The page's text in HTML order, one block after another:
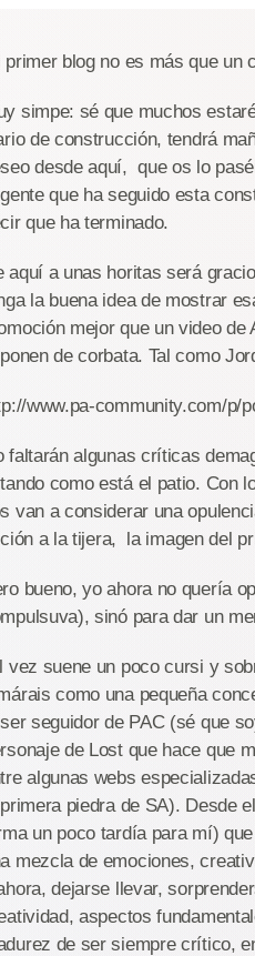
primer blog no es más que un
simpe: sé que muchos
de construcción, tendrá
desde aquí, que os lo
que ha seguido esta
que ha terminado.
aquí a unas horitas será
la buena idea de mostrar
mejor que un video
de corbata. Tal como
www.pa-community.com/p/
faltarán algunas críticas
como está el patio. Con
van a considerar una
a la tijera, la imagen del
bueno, yo ahora no quería
sinó para dar un
vez suene un poco cursi y
como una pequeña
seguidor de PAC (sé que
de Lost que hace que
algunas webs
piedra de SA). Desde
un poco tardía para mí)
mezcla de emociones,
dejarse llevar,
aspectos
de ser siempre crítico,